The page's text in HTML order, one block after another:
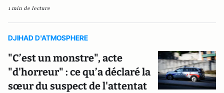
1 min de lecture
DJIHAD D'ATMOSPHERE
"­C’est un monstre", acte
"d'horreur" : ce qu’a déclaré la
sœur du suspect de l'attentat